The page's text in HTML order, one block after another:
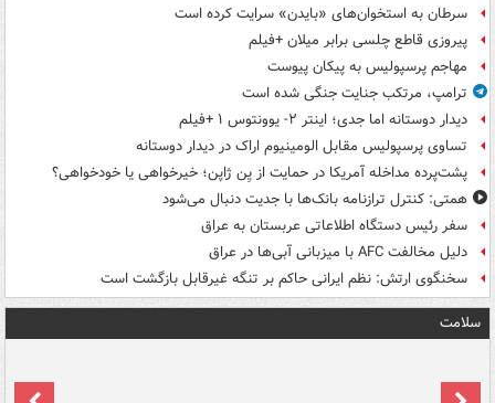
سرطان به استخوان‌های «بایدن» سرایت کرده است
پیروزی قاطع چلسی برابر میلان +فیلم
مهاجم پرسپولیس به پیکان پیوست
ترامپ، مرتکب جنایت جنگی شده است
دیدار دوستانه اما جدی؛ اینتر ۲- یوونتوس ۱ +فیلم
تساوی پرسپولیس مقابل الومینیوم اراک در دیدار دوستانه
پشت‌پرده مداخله آمریکا در حمایت از یِن ژاپن؛ خیرخواهی یا خودخواهی؟
همتی: کنترل ترازنامه بانک‌ها با جدیت دنبال می‌شود
سفر رئیس دستگاه اطلاعاتی عربستان به عراق
دلیل مخالفت AFC با میزبانی آبی‌ها در عراق
سخنگوی ارتش: نظم ایرانی حاکم بر تنگه غیرقابل بازگشت است
سلامت